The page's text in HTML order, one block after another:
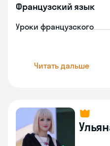
Французский язык
Уроки французского
Читать дальше